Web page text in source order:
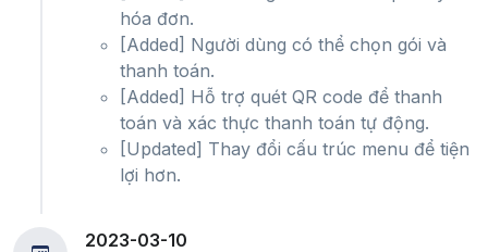
hóa đơn.
[Added] Người dùng có thể chọn gói và
thanh toán.
[Added] Hỗ trợ quét QR code để thanh
toán và xác thực thanh toán tự động.
[Updated] Thay đổi cấu trúc menu để tiện
lợi hơn.
2023-03-10